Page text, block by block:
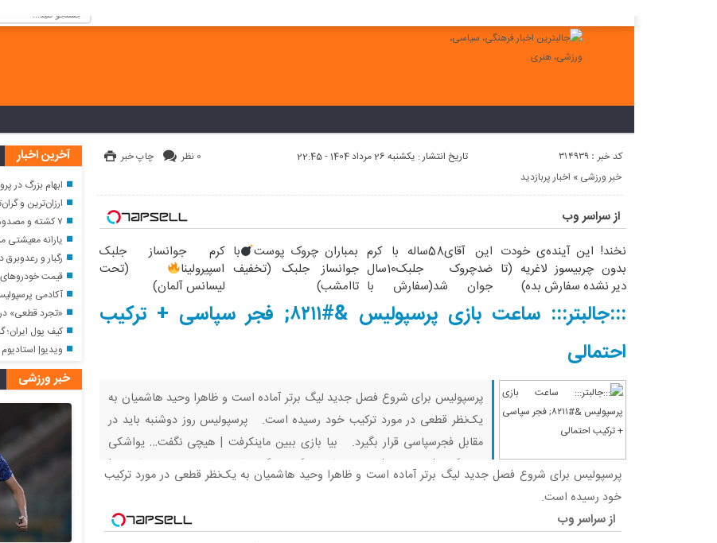
کد خبر : 314939 تاریخ انتشار : یکشنبه 26 مرداد 1404 - 22:45 چاپ خبر
0 نظر
اخبار پربازدید « خبر ورزشی
از سراسر وب
نخند! این آینده‌ی خودت
بدون چربیسوز لاغریه (تا
دیر نشده سفارش بده)
این آقای58ساله با کرم
ضدچروک جلبک10سال
جوان شد(سفارش با
تخفیف)
بمباران چروک پوست
با
جوانساز جلبک (تخفیف
تاامشب)
کرم جوانساز جلبک
اسپیرولینا
(تحت
لیسانس آلمان)
:::جالبتر::: ساعت بازی پرسپولیس &#۸۲۱۱; فجر سپاسی + ترکیب
احتمالی
پرسپولیس برای شروع فصل جدید لیگ برتر آماده است و ظاهرا وحید هاشمیان به
یک‌نظر قطعی در مورد ترکیب خود رسیده است. پرسپولیس روز دوشنبه باید در
مقابل فجرسپاسی قرار بگیرد. بیا بازی ببین ماینکرفت | هیچی نگفت… یواشکی
وین گرفت! روبلاکس | رفتیم اسکویید گیم، دیگه رفاقتی باقی نموند… ماینکرفت |
بدوارز یا
پرسپولیس برای شروع فصل جدید لیگ برتر آماده است و ظاهرا وحید هاشمیان به یک‌نظر قطعی در مورد ترکیب
خود رسیده است.
از سراسر وب
آخرین اخبار
ابهام بزرگ در
ارزان‌ترین و گران‌ترین
۷ کشته و مصدوم در تصادف مرگبار در اصفهان
یارانه معیشتی مرداد؛ واریز ۱,۵۰۰۰,۰۰۰
رگبار و
قیمت خودروهای
آکادمی
«تجرد قطعی»
کیف پول ایران؛
ویدیو| استادیوم خاص
خبر ورزشی